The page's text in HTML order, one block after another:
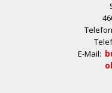
E-Mail: